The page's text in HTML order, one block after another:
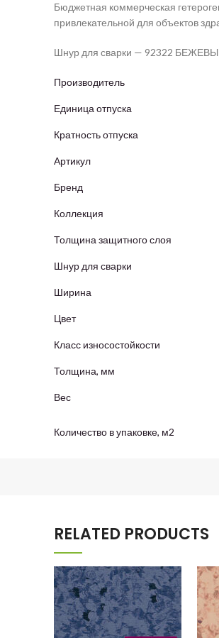
Бюджетная коммерческая
привлекательной для объектов
Шнур для сварки — 92322
Производитель
Единица отпуска
Кратность отпуска
Артикул
Бренд
Коллекция
Толщина защитного слоя
Шнур для сварки
Ширина
Цвет
Класс износостойкости
Толщина, мм
Вес
Количество в упаковке, м2
RELATED PRODUCTS